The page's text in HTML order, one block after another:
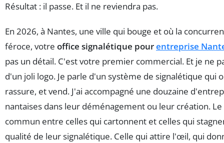
Résultat : il passe. Et il ne reviendra pas.
En 2026, à Nantes, une ville qui bouge et où la
féroce, votre office signalétique pourentreprise
pas un détail. C'est votre premier commercial. Et je ne
d'un joli logo. Je parle d'un système de signalétique qui
rassure, et vend. J'ai accompagné une douzaine
nantaises dans leur déménagement ou leur création.
commun entre celles qui cartonnent et celles qui
qualité de leur signalétique. Celle qui attire l'œil, qui